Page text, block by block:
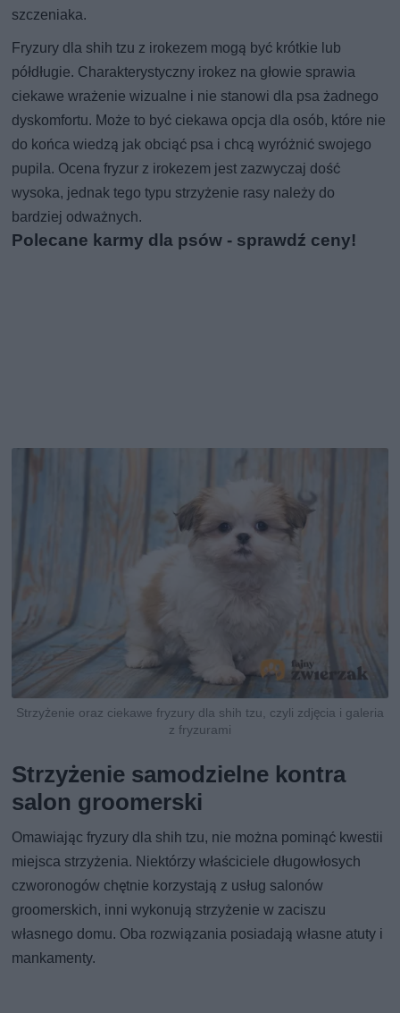
szczeniaka.
Fryzury dla shih tzu z irokezem mogą być krótkie lub
półdługie. Charakterystyczny irokez na głowie sprawia
ciekawe wrażenie wizualne i nie stanowi dla psa żadnego
dyskomfortu. Może to być ciekawa opcja dla osób, które nie
do końca wiedzą jak obciąć psa i chcą wyróżnić swojego
pupila. Ocena fryzur z irokezem jest zazwyczaj dość
wysoka, jednak tego typu strzyżenie rasy należy do
bardziej odważnych.
Polecane karmy dla psów - sprawdź ceny!
Strzyżenie oraz ciekawe fryzury dla shih tzu, czyli zdjęcia i galeria
z fryzurami
Strzyżenie samodzielne kontra
salon groomerski
Omawiając fryzury dla shih tzu, nie można pominąć kwestii
miejsca strzyżenia. Niektórzy właściciele długowłosych
czworonogów chętnie korzystają z usług salonów
groomerskich, inni wykonują strzyżenie w zaciszu
własnego domu. Oba rozwiązania posiadają własne atuty i
mankamenty.